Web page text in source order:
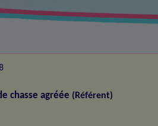
chasse agréée (Référent)